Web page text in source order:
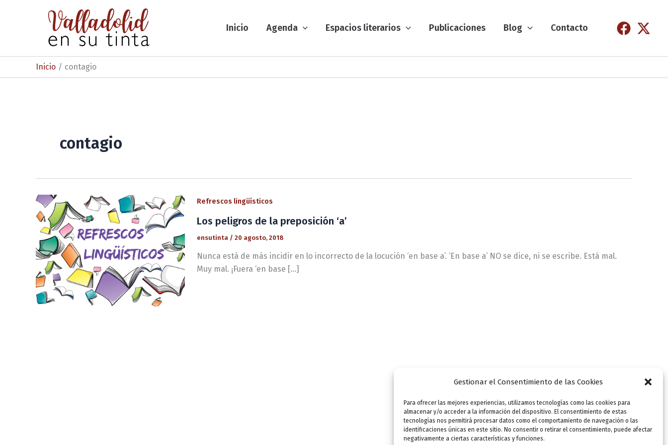
Gestionar el Consentimiento de las Cookies
Para ofrecer las mejores experiencias, utilizamos tecnologías como las cookies para
almacenar y/o acceder a la información del dispositivo. El consentimiento de estas
tecnologías nos permitirá procesar datos como el comportamiento de navegación o las
identificaciones únicas en este sitio. No consentir o retirar el consentimiento, puede afectar
negativamente a ciertas características y funciones.
Inicio Agenda Espacios literarios Publicaciones Blog Contacto
Inicio contagio
contagio
Refrescos lingüísticos
Los peligros de la preposición ‘a’
ensutinta / 20 agosto, 2018
Nunca está de más incidir en lo incorrecto de la locución ‘en base a’. ‘En base a’ NO se dice, ni se escribe. Está mal.
Muy mal. ¡Fuera ‘en base […]